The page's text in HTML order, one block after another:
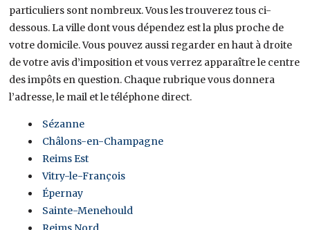
particuliers sont nombreux. Vous les trouverez tous ci-
dessous. La ville dont vous dépendez est la plus proche de
votre domicile. Vous pouvez aussi regarder en haut à droite
de votre avis d’imposition et vous verrez apparaître le centre
des impôts en question. Chaque rubrique vous donnera
l’adresse, le mail et le téléphone direct.
Sézanne
Châlons-en-Champagne
Reims Est
Vitry-le-François
Épernay
Sainte-Menehould